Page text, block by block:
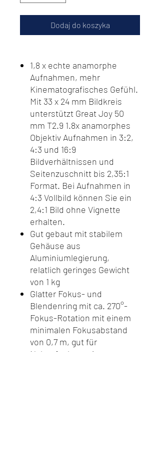
Dodaj do koszyka
1,8 x echte anamorphe
Aufnahmen, mehr
Kinematografisches Gefühl.
Mit 33 x 24 mm Bildkreis
unterstützt Great Joy 50
mm T2.9 1.8x anamorphes
Objektiv Aufnahmen in 3:2,
4:3 und 16:9
Bildverhältnissen und
Seitenzuschnitt bis 2,35:1
Format. Bei Aufnahmen in
4:3 Vollbild können Sie ein
2,4:1 Bild ohne Vignette
erhalten.
Gut gebaut mit stabilem
Gehäuse aus
Aluminiumlegierung,
relatlich geringes Gewicht
von 1 kg
Glatter Fokus- und
Blendenring mit ca. 270°-
Fokus-Rotation mit einem
minimalen Fokusabstand
von 0,7 m, gut für
Nahaufnahmen im